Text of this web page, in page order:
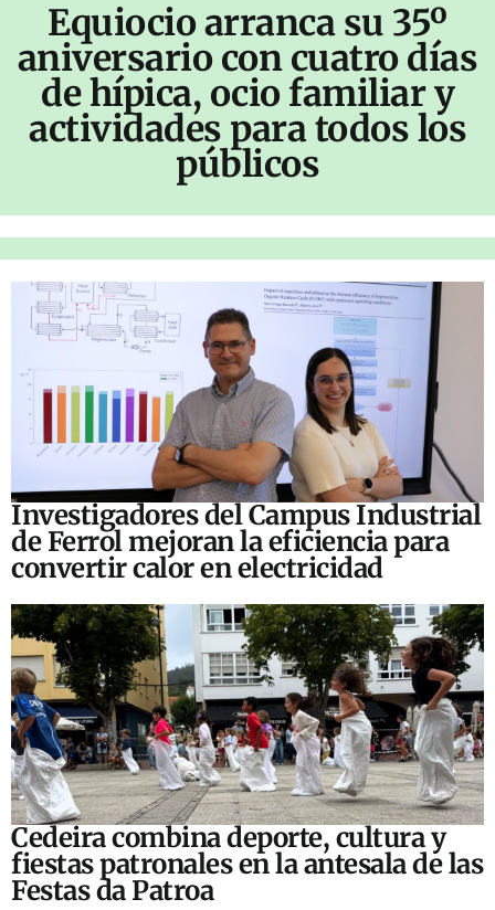
Equiocio arranca su 35º
aniversario con cuatro días
de hípica, ocio familiar y
actividades para todos los
públicos
Investigadores del Campus Industrial
de Ferrol mejoran la eficiencia para
convertir calor en electricidad
Cedeira combina deporte, cultura y
fiestas patronales en la antesala de las
Festas da Patroa